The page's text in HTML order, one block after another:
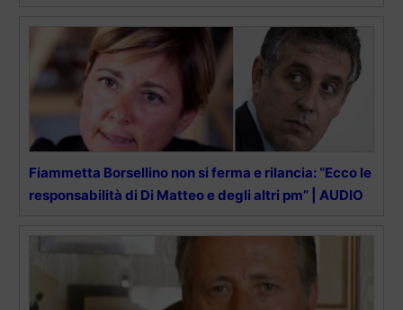
Fiammetta Borsellino non si ferma e rilancia: “Ecco le
responsabilità di Di Matteo e degli altri pm” | AUDIO